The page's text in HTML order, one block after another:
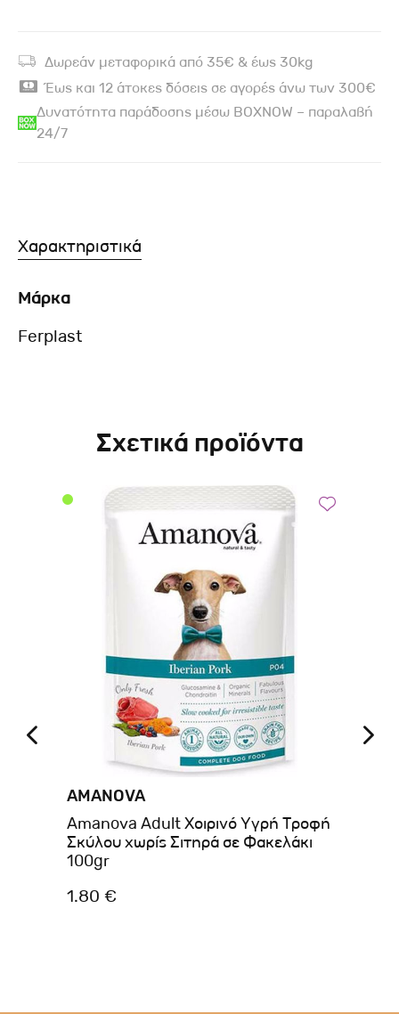
Δωρεάν μεταφορικά από 35€ & έως 30kg
Έως και 12 άτοκες δόσεις σε αγορές άνω των 300€
Δυνατότητα παράδοσης μέσω BOXNOW – παραλαβή
24/7
Χαρακτηριστικά
Μάρκα
Ferplast
Σχετικά προϊόντα
AMANOVA
Amanova Adult Χοιρινό Υγρή Τροφή
Σκύλου χωρίς Σιτηρά σε Φακελάκι
100gr
1.80 €